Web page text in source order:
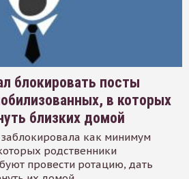
блокировать посты
в которых
близких домой
заблокировала как минимум
родственники
провести ротацию, дать